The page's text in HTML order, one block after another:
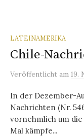
LATEINAMERIKA
Chile-
Veröffentlicht am 19.
In der Dezember-
Nachrichten (Nr.
vornehmlich um
Mal kämpfe...